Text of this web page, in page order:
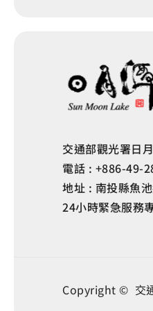
交通部觀光署日
電話 : +886-49-
地址 : 南投縣魚
24小時緊急服務
Copyright © 交